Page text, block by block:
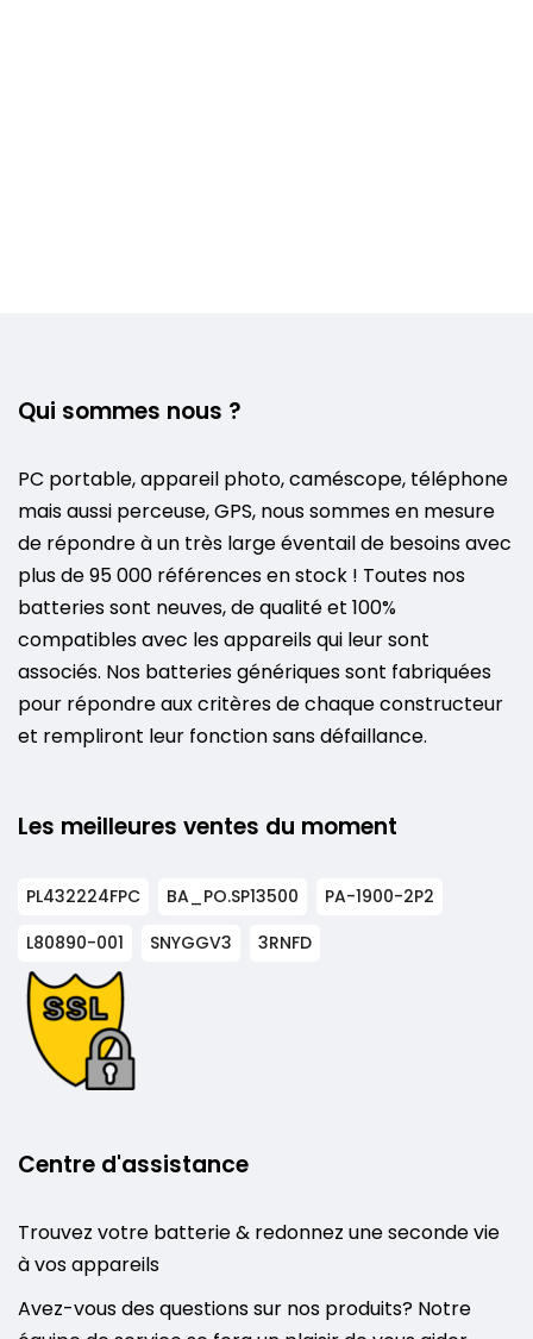
Qui sommes nous ?
PC portable, appareil photo, caméscope, téléphone
mais aussi perceuse, GPS, nous sommes en mesure
de répondre à un très large éventail de besoins avec
plus de 95 000 références en stock ! Toutes nos
batteries sont neuves, de qualité et 100%
compatibles avec les appareils qui leur sont
associés. Nos batteries génériques sont fabriquées
pour répondre aux critères de chaque constructeur
et rempliront leur fonction sans défaillance.
Les meilleures ventes du moment
PL432224FPC BA_PO.SP13500
PA-1900-2P2
L80890-001
SNYGGV3 3RNFD
Centre d'assistance
Trouvez votre batterie & redonnez une seconde vie
à vos appareils
Avez-vous des questions sur nos produits? Notre